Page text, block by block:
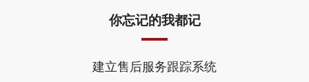
你忘记的我都记
建立售后服务跟踪系统